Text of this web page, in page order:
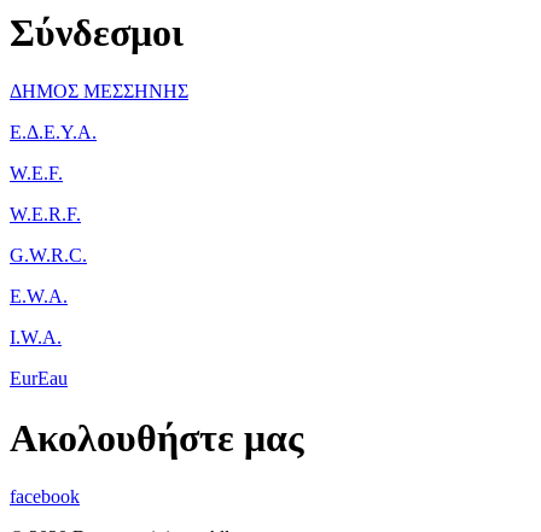
Σύνδεσμοι
ΔΗΜΟΣ ΜΕΣΣΗΝΗΣ
Ε.Δ.Ε.Υ.Α.
W.E.F.
W.E.R.F.
G.W.R.C.
E.W.A.
I.W.A.
EurEau
Ακολουθήστε μας
facebook